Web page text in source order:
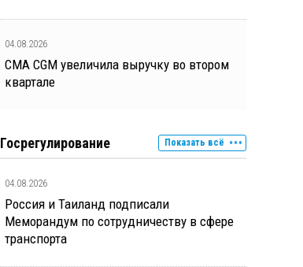
04.08.2026
CMA CGM увеличила выручку во втором
квартале
Госрегулирование Показать всё
04.08.2026
Россия и Таиланд подписали
Меморандум по сотрудничеству в сфере
транспорта